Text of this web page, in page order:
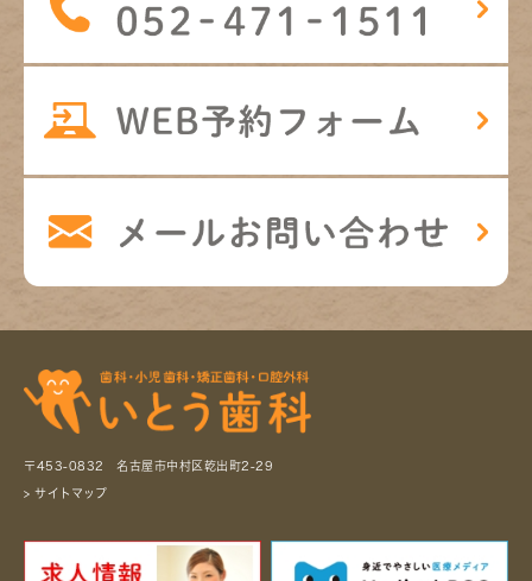
〒453-0832 名古屋市中村区乾出町2-29
> サイトマップ